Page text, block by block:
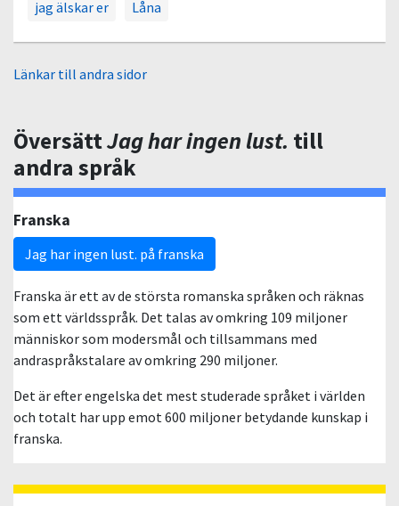
jag älskar er
Låna
Länkar till andra sidor
ÖversättJag har ingen lust. till
andra språk
Franska
Jag har ingen lust. på franska
Franska är ett av de största romanska språken och räknas
som ett världsspråk. Det talas av omkring 109 miljoner
människor som modersmål och tillsammans med
andraspråkstalare av omkring 290 miljoner.
Det är efter engelska det mest studerade språket i världen
och totalt har upp emot 600 miljoner betydande kunskap i
franska.